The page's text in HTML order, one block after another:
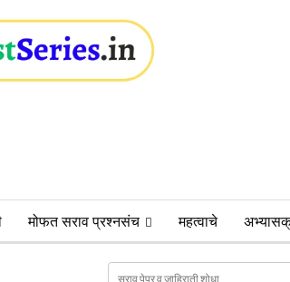
मोफत सराव प्रश्नसंच महत्वाचे